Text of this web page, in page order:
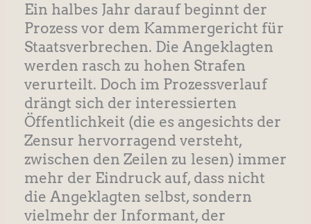
Ein halbes Jahr darauf beginnt der
Prozess vor dem Kammergericht für
Staatsverbrechen. Die Angeklagten
werden rasch zu hohen Strafen
verurteilt. Doch im Prozessverlauf
drängt sich der interessierten
Öffentlichkeit (die es angesichts der
Zensur hervorragend versteht,
zwischen den Zeilen zu lesen) immer
mehr der Eindruck auf, dass nicht
die Angeklagten selbst, sondern
vielmehr der Informant, der